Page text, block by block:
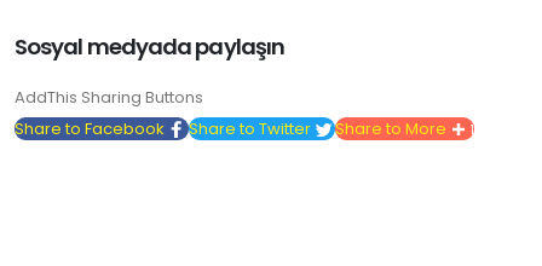
Sosyal medyada paylaşın
AddThis Sharing Buttons
Share to Facebook
Share to Twitter Share to More 1